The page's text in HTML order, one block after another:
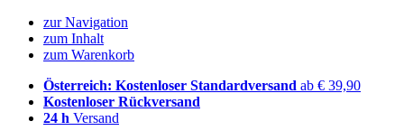
zur Navigation
zum Inhalt
zum Warenkorb
Österreich: Kostenloser Standardversand ab € 39,90
Kostenloser Rückversand
24 h Versand